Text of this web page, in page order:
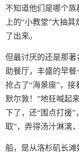
不知道他们是哪个
上的“小教堂”大抽
了出来。
但最讨厌的还是那著
助餐厅，丰盛的早
抢占了“海景座”，接
默尔敦！”地狂喊起
下了，还“围点打援
取”，弄得汤汁淋漓
船，是从洛杉矶长